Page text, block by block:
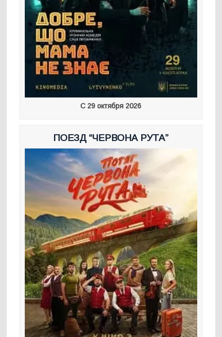
С 29 октября 2026
ПОЕЗД “ЧЕРВОНА РУТА”